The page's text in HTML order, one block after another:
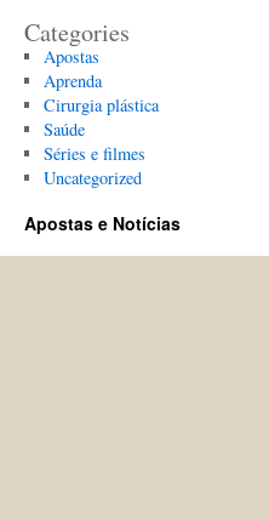
Categories
Apostas
Aprenda
Cirurgia plástica
Saúde
Séries e filmes
Uncategorized
Apostas e Notícias